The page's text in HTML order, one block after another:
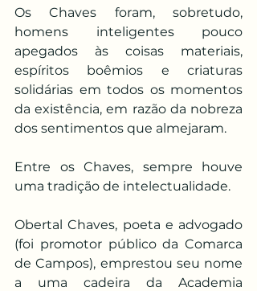
Os Chaves foram, sobretudo,
homens inteligentes pouco
apegados às coisas materiais,
espíritos boêmios e criaturas
solidárias em todos os momentos
da existência, em razão da nobreza
dos sentimentos que almejaram.
Entre os Chaves, sempre houve
uma tradição de intelectualidade.
Obertal Chaves, poeta e advogado
(foi promotor público da Comarca
de Campos), emprestou seu nome
a uma cadeira da Academia